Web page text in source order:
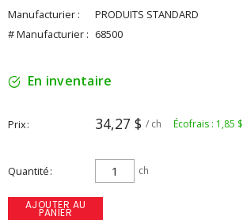
Manufacturier :
PRODUITS STANDARD
# Manufacturier : 68500
En inventaire
Prix 34,27 $ / ch Écofrais : 1,85 $
Quantité ch
AJOUTER AU
PANIER